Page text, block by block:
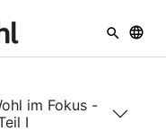
im Fokus -
I